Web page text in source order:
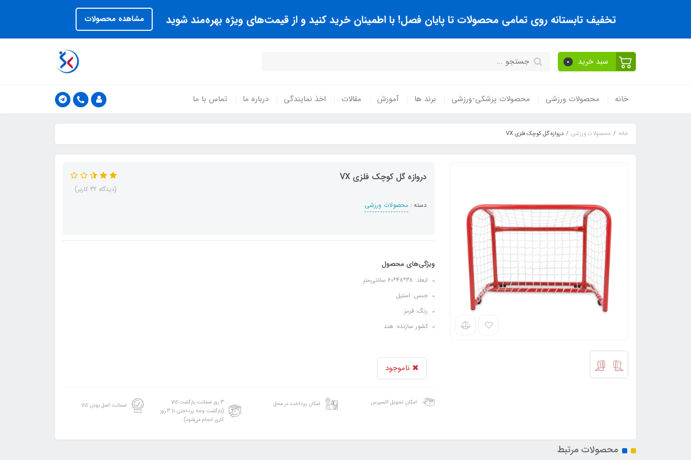
تخفیف تابستانه روی تمامی محصولات تا پایان فصل! با اطمینان خرید کنید و از قیمت‌های ویژه بهره‌مند شوید مشاهده محصولات
سبد خرید 0
خانه محصولات ورزشی محصولات پزشکی-ورزشی برند ها آموزش مقالات اخذ نمایندگی درباره ما تماس با ما
خانه محصولات ورزشی دروازه گل کوچک فلزي VX
دروازه گل کوچک فلزي VX
دسته : محصولات ورزشی
(دیدگاه 32 کاربر)
ویژگی‌های محصول
ابعاد: 38*48*60 سانتی‌متر
جنس: استیل
رنگ: قرمز
کشور سازنده: هند
ناموجود
امکان تحویل اکسپرس امکان پرداخت در محل
3 روز ضمانت بازگشت کالا
(بازگشت وجه پرداختی تا 3 روز
کاری انجام می‌شود).
ضمانت اصل بودن کالا
محصولات مرتبط